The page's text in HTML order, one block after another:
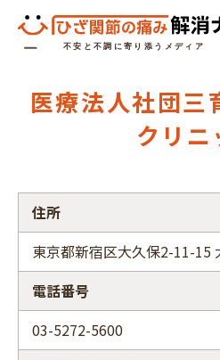
スペシ
関節大
医療法人社団三
クリニ
住所
東京都新宿区大久保2-11-15
電話番号
03-5272-5600